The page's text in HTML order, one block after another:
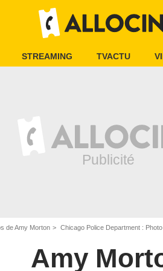
STREAMING TVACTU
de Amy Morton Chicago Police Department :
Amy